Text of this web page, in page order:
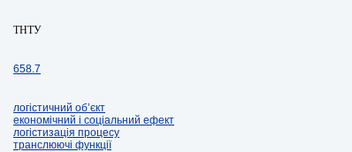
ТНТУ
658.7
логістичний об’єкт
економічний і соціальний ефект
логістизація процесу
транслюючі функції